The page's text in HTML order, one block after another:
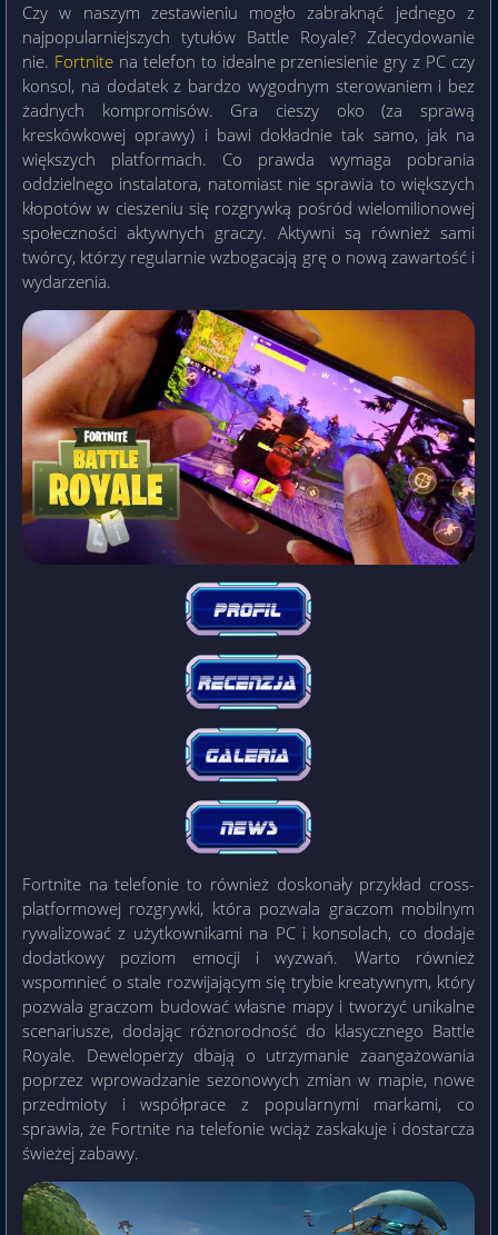
Czy w naszym zestawieniu mogło zabraknąć jednego z
najpopularniejszych tytułów Battle Royale? Zdecydowanie
nie. Fortnitena telefon to idealne przeniesienie gry z PC czy
konsol, na dodatek z bardzo wygodnym sterowaniem i bez
żadnych kompromisów. Gra cieszy oko (za sprawą
kreskówkowej oprawy) i bawi dokładnie tak samo, jak na
większych platformach. Co prawda wymaga pobrania
oddzielnego instalatora, natomiast nie sprawia to większych
kłopotów w cieszeniu się rozgrywką pośród wielomilionowej
społeczności aktywnych graczy. Aktywni są również sami
twórcy, którzy regularnie wzbogacają grę o nową zawartość i
wydarzenia.
Fortnite na telefonie to również doskonały przykład cross-
platformowej rozgrywki, która pozwala graczom mobilnym
rywalizować z użytkownikami na PC i konsolach, co dodaje
dodatkowy poziom emocji i wyzwań. Warto również
wspomnieć o stale rozwijającym się trybie kreatywnym, który
pozwala graczom budować własne mapy i tworzyć unikalne
scenariusze, dodając różnorodność do klasycznego Battle
Royale. Deweloperzy dbają o utrzymanie zaangażowania
poprzez wprowadzanie sezonowych zmian w mapie, nowe
przedmioty i współprace z popularnymi markami, co
sprawia, że Fortnite na telefonie wciąż zaskakuje i dostarcza
świeżej zabawy.